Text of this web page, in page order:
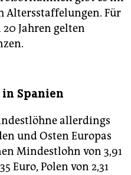
Altersstaffelungen. Für
Jahren gelten
Spanien
allerdings
und Osten Europas
Mindestlohn von 3,91
Euro, Polen von 2,31